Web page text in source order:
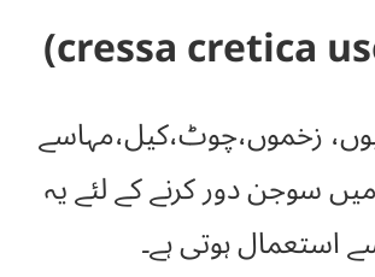
زخموں،چوٹ،کیل،مہاسے
سوجن دور کرنے کے لئے یہ
استعمال ہوتی ہے۔